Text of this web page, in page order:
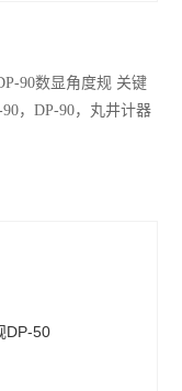
90数显角度规 关键
，DP-90，丸井计器